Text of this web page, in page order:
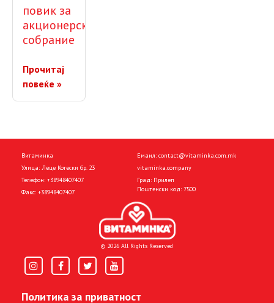
повик за
акционерско
собрание
Прочитај
повеќе »
Витаминка
Улица: Леце Котески бр. 23
Телефон: +38948407407
Факс: +38948407407
Емаил: contact@vitaminka.com.mk
vitaminka.company
Град: Прилеп
Поштенски код: 7500
© 2026 All Rights Reserved
Политика за приватност